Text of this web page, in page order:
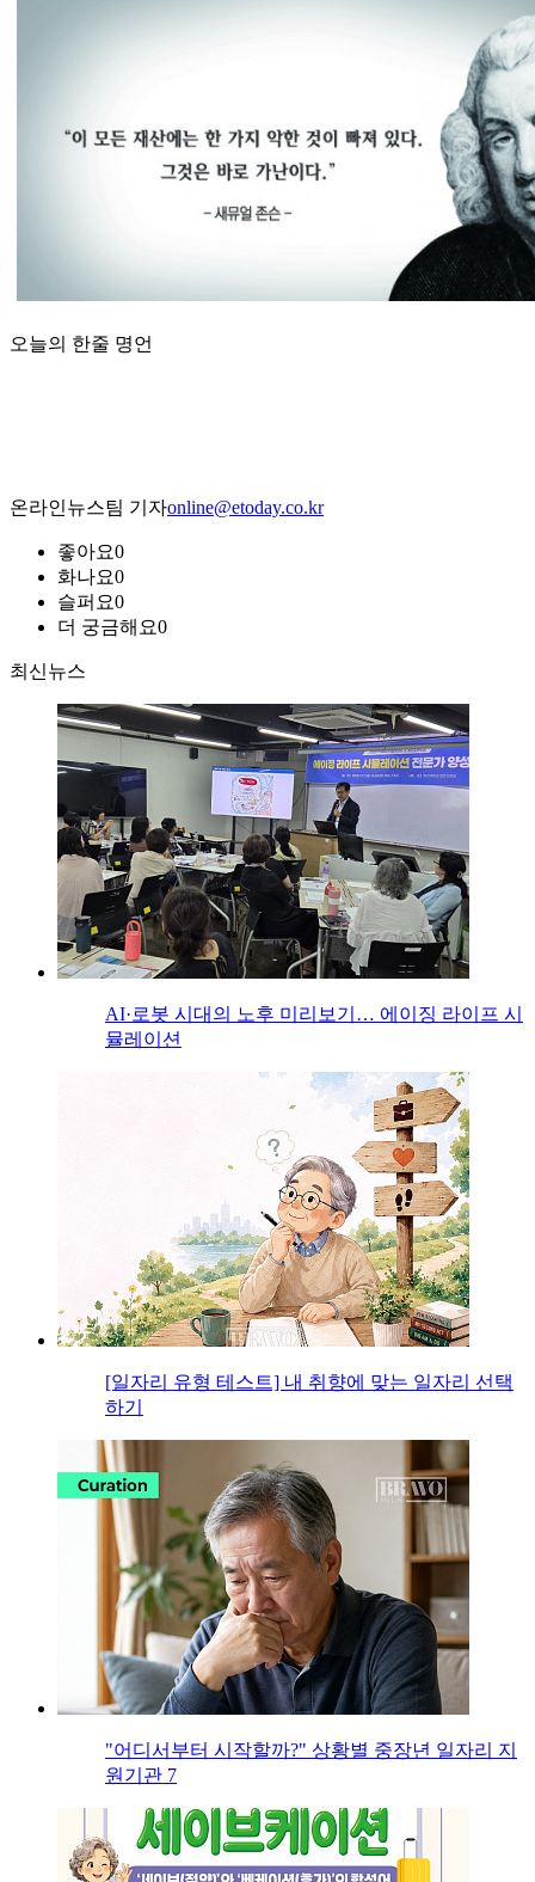
오늘의 한줄 명언
온라인뉴스팀 기자online@etoday.co.kr
좋아요0
화나요0
슬퍼요0
더 궁금해요0
최신뉴스
AI·로봇 시대의 노후 미리보기… 에이징 라이프 시
뮬레이션
[일자리 유형 테스트] 내 취향에 맞는 일자리 선택
하기
"어디서부터 시작할까?" 상황별 중장년 일자리 지
원기관 7